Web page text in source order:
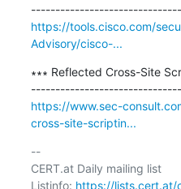
https://tools.cisco.com/
Advisory/cisco-...
∗∗∗ Reflected Cross-Site
https://www.sec-
cross-site-scriptin...
--
CERT.at Daily mailing list
Listinfo: https://lists.cert.at/